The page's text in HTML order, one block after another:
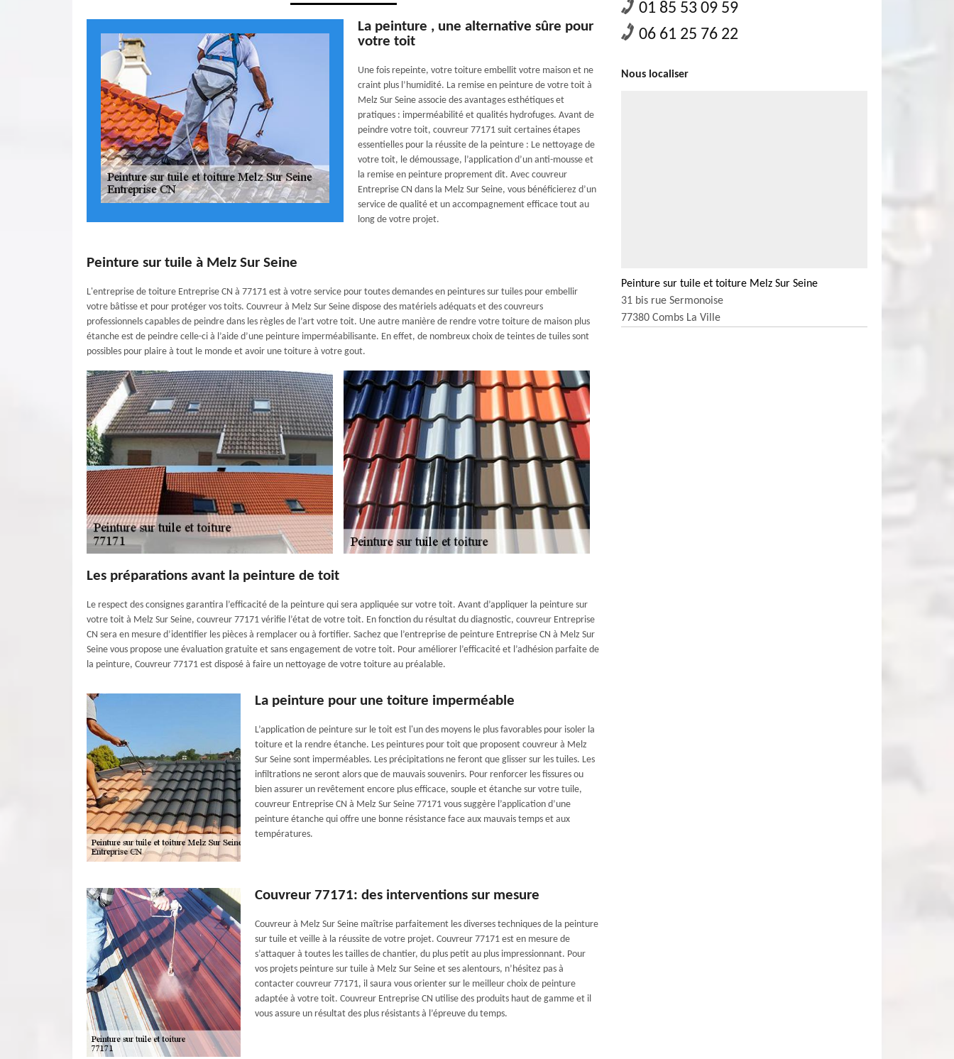
La peinture , une alternative sûre pour
votre toit
Une fois repeinte, votre toiture embellit votre maison et ne
craint plus l’humidité. La remise en peinture de votre toit à
Melz Sur Seine associe des avantages esthétiques et
pratiques : imperméabilité et qualités hydrofuges. Avant de
peindre votre toit, couvreur 77171 suit certaines étapes
essentielles pour la réussite de la peinture : Le nettoyage de
votre toit, le démoussage, l’application d’un anti-mousse et
la remise en peinture proprement dit. Avec couvreur
Entreprise CN dans la Melz Sur Seine, vous bénéficierez d’un
service de qualité et un accompagnement efficace tout au
long de votre projet.
Peinture sur tuile à Melz Sur Seine
L'entreprise de toiture Entreprise CN à 77171 est à votre service pour toutes demandes en peintures sur tuiles pour embellir
votre bâtisse et pour protéger vos toits. Couvreur à Melz Sur Seine dispose des matériels adéquats et des couvreurs
professionnels capables de peindre dans les règles de l’art votre toit. Une autre manière de rendre votre toiture de maison plus
étanche est de peindre celle-ci à l’aide d’une peinture imperméabilisante. En effet, de nombreux choix de teintes de tuiles sont
possibles pour plaire à tout le monde et avoir une toiture à votre gout.
Les préparations avant la peinture de toit
Le respect des consignes garantira l’efficacité de la peinture qui sera appliquée sur votre toit. Avant d’appliquer la peinture sur
votre toit à Melz Sur Seine, couvreur 77171 vérifie l’état de votre toit. En fonction du résultat du diagnostic, couvreur Entreprise
CN sera en mesure d’identifier les pièces à remplacer ou à fortifier. Sachez que l’entreprise de peinture Entreprise CN à Melz Sur
Seine vous propose une évaluation gratuite et sans engagement de votre toit. Pour améliorer l’efficacité et l’adhésion parfaite de
la peinture, Couvreur 77171 est disposé à faire un nettoyage de votre toiture au préalable.
La peinture pour une toiture imperméable
L’application de peinture sur le toit est l'un des moyens le plus favorables pour isoler la
toiture et la rendre étanche. Les peintures pour toit que proposent couvreur à Melz
Sur Seine sont imperméables. Les précipitations ne feront que glisser sur les tuiles. Les
infiltrations ne seront alors que de mauvais souvenirs. Pour renforcer les fissures ou
bien assurer un revêtement encore plus efficace, souple et étanche sur votre tuile,
couvreur Entreprise CN à Melz Sur Seine 77171 vous suggère l’application d’une
peinture étanche qui offre une bonne résistance face aux mauvais temps et aux
températures.
Couvreur 77171: des interventions sur mesure
Couvreur à Melz Sur Seine maîtrise parfaitement les diverses techniques de la peinture
sur tuile et veille à la réussite de votre projet. Couvreur 77171 est en mesure de
s’attaquer à toutes les tailles de chantier, du plus petit au plus impressionnant. Pour
vos projets peinture sur tuile à Melz Sur Seine et ses alentours, n’hésitez pas à
contacter couvreur 77171, il saura vous orienter sur le meilleur choix de peinture
adaptée à votre toit. Couvreur Entreprise CN utilise des produits haut de gamme et il
vous assure un résultat des plus résistants à l’épreuve du temps.
01 85 53 09 59
06 61 25 76 22
Nous localiser
Peinture sur tuile et toiture Melz Sur Seine
31 bis rue Sermonoise
77380 Combs La Ville